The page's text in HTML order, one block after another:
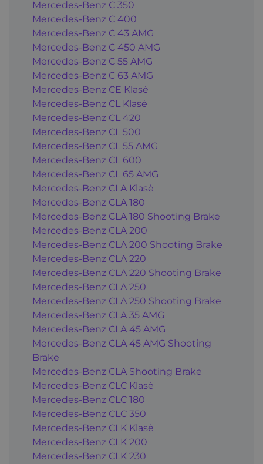
Mercedes-Benz C 350
Mercedes-Benz C 400
Mercedes-Benz C 43 AMG
Mercedes-Benz C 450 AMG
Mercedes-Benz C 55 AMG
Mercedes-Benz C 63 AMG
Mercedes-Benz CE Klasė
Mercedes-Benz CL Klasė
Mercedes-Benz CL 420
Mercedes-Benz CL 500
Mercedes-Benz CL 55 AMG
Mercedes-Benz CL 600
Mercedes-Benz CL 65 AMG
Mercedes-Benz CLA Klasė
Mercedes-Benz CLA 180
Mercedes-Benz CLA 180 Shooting Brake
Mercedes-Benz CLA 200
Mercedes-Benz CLA 200 Shooting Brake
Mercedes-Benz CLA 220
Mercedes-Benz CLA 220 Shooting Brake
Mercedes-Benz CLA 250
Mercedes-Benz CLA 250 Shooting Brake
Mercedes-Benz CLA 35 AMG
Mercedes-Benz CLA 45 AMG
Mercedes-Benz CLA 45 AMG Shooting
Brake
Mercedes-Benz CLA Shooting Brake
Mercedes-Benz CLC Klasė
Mercedes-Benz CLC 180
Mercedes-Benz CLC 350
Mercedes-Benz CLK Klasė
Mercedes-Benz CLK 200
Mercedes-Benz CLK 230